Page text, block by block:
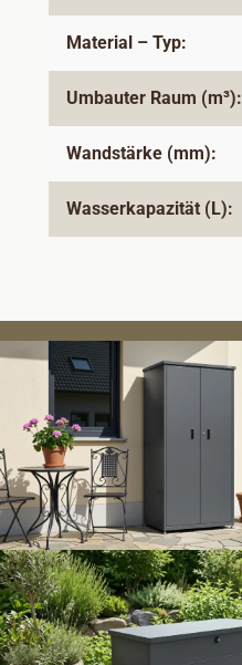
Material – Typ:
Umbauter Raum (m³):
Wandstärke (mm):
Wasserkapazität (L):